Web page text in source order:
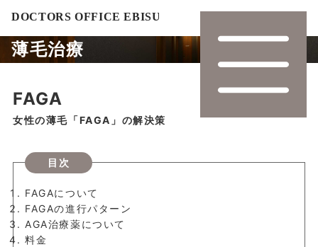
薄毛治療
FAGA
女性の薄毛「FAGA」の解決策
目次
FAGAについて
FAGAの進行パターン
AGA治療薬について
料金